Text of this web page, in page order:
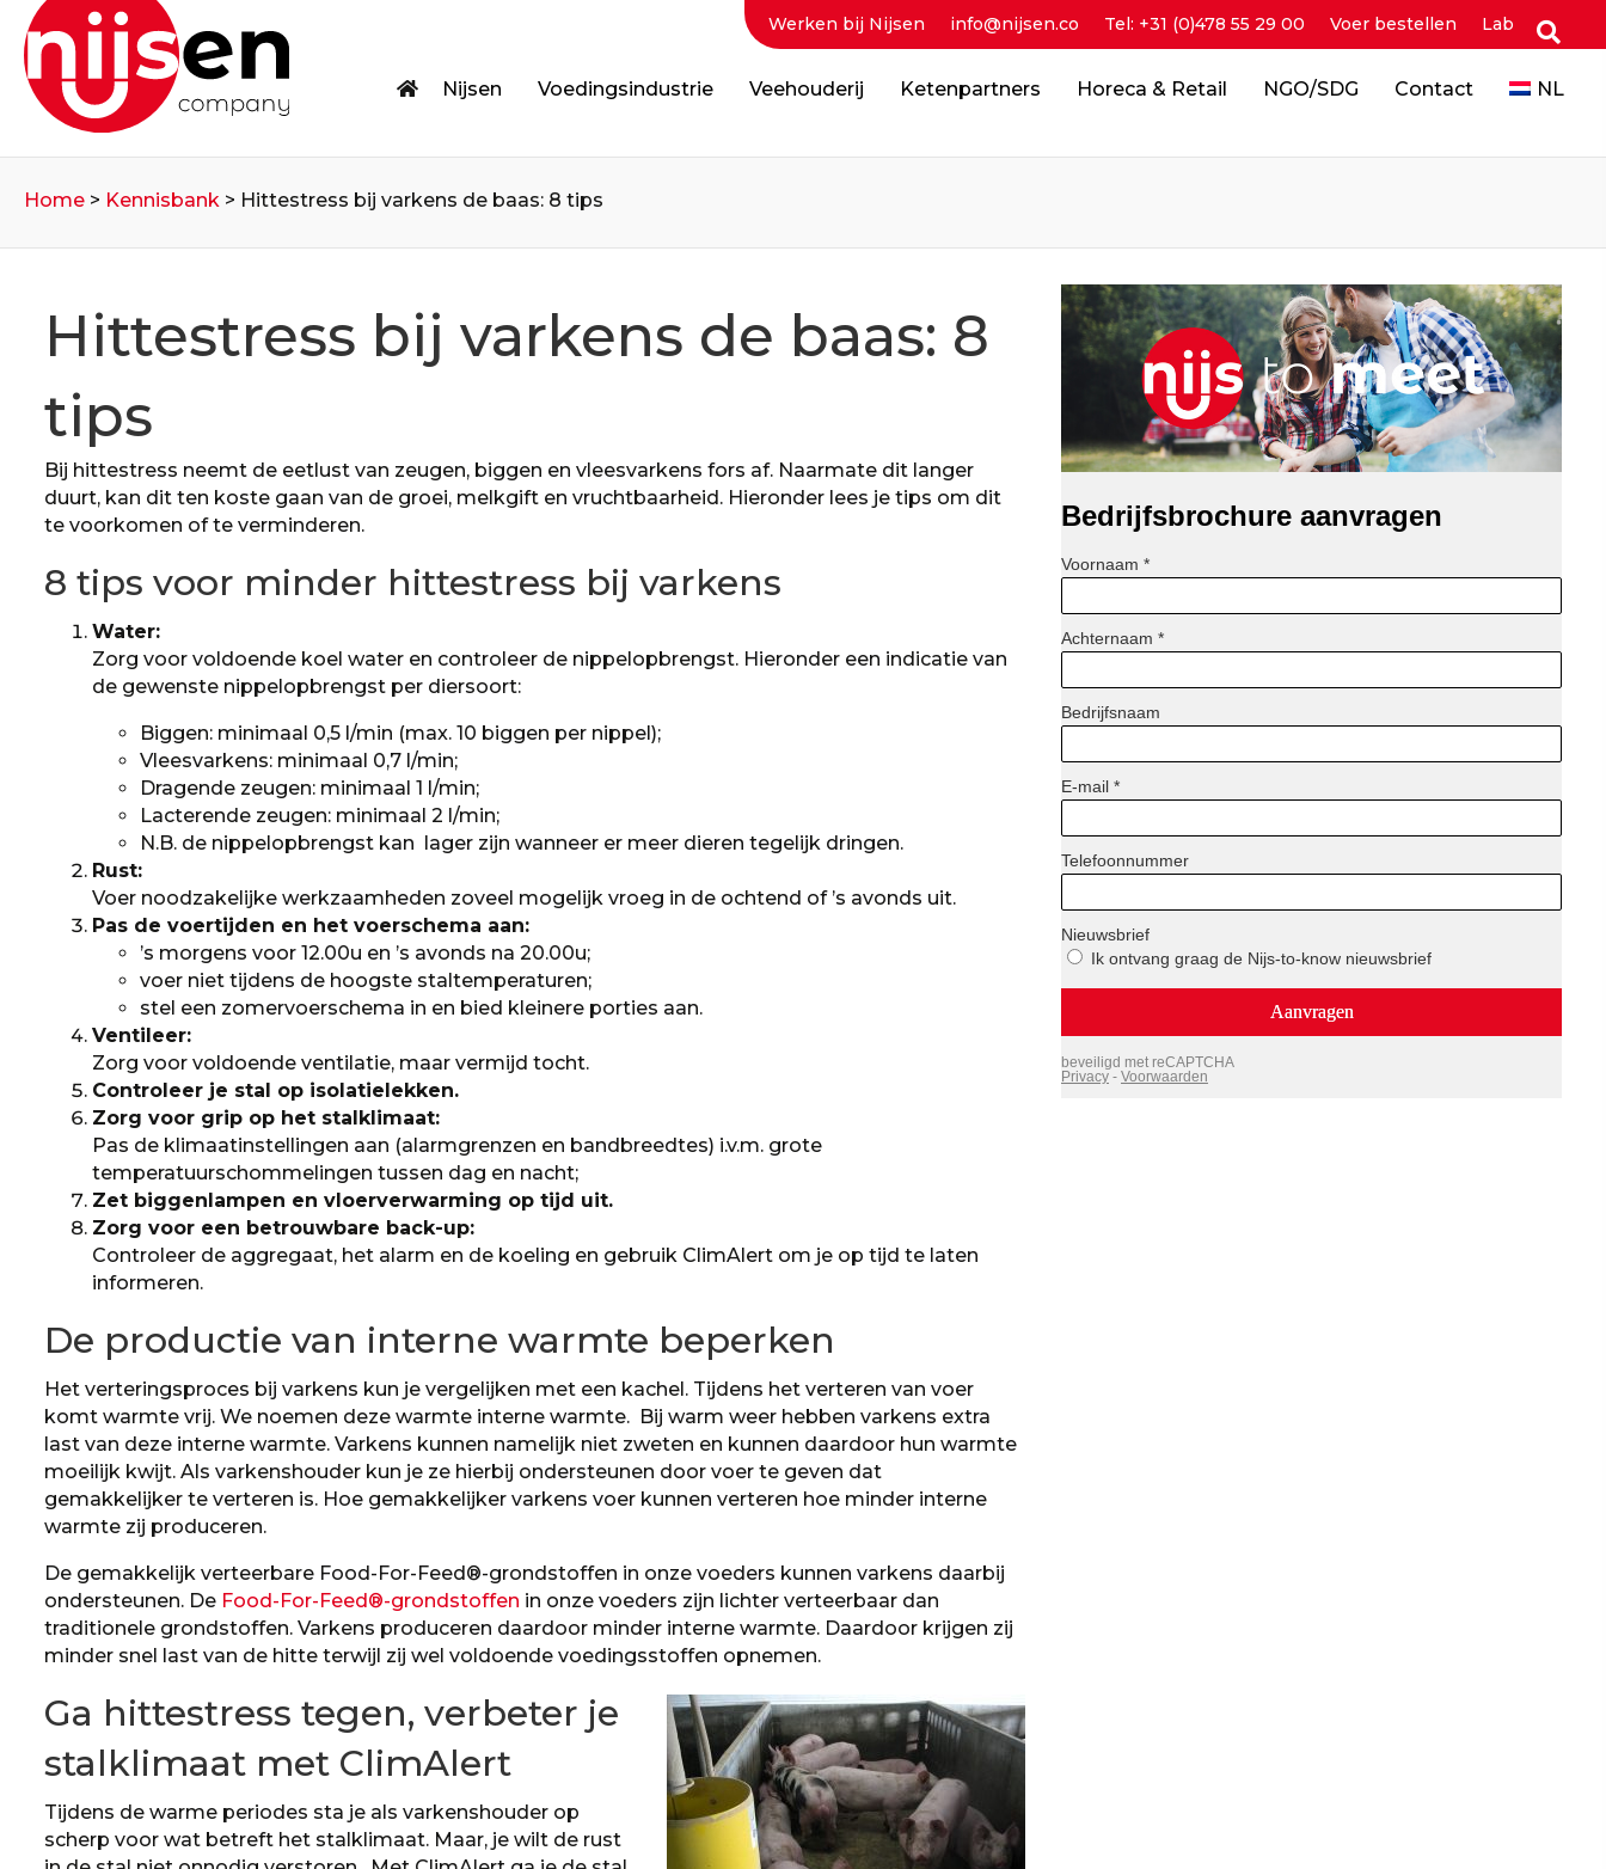
Werken bij Nijsen info@nijsen.co Tel: +31 (0)478 55 29 00 Voer bestellen Lab
Nijsen Voedingsindustrie Veehouderij Ketenpartners Horeca & Retail NGO/SDG Contact NL
Home > Kennisbank > Hittestress bij varkens de baas: 8 tips
Hittestress bij varkens de baas: 8
tips
Bij hittestress neemt de eetlust van zeugen, biggen en vleesvarkens fors af. Naarmate dit langer
duurt, kan dit ten koste gaan van de groei, melkgift en vruchtbaarheid. Hieronder lees je tips om dit
te voorkomen of te verminderen.
8 tips voor minder hittestress bij varkens
Water:
Zorg voor voldoende koel water en controleer de nippelopbrengst. Hieronder een indicatie van
de gewenste nippelopbrengst per diersoort:
Biggen: minimaal 0,5 l/min (max. 10 biggen per nippel);
Vleesvarkens: minimaal 0,7 l/min;
Dragende zeugen: minimaal 1 l/min;
Lacterende zeugen: minimaal 2 l/min;
N.B. de nippelopbrengst kan lager zijn wanneer er meer dieren tegelijk dringen.
Rust:
Voer noodzakelijke werkzaamheden zoveel mogelijk vroeg in de ochtend of ’s avonds uit.
Pas de voertijden en het voerschema aan:
’s morgens voor 12.00u en ’s avonds na 20.00u;
voer niet tijdens de hoogste staltemperaturen;
stel een zomervoerschema in en bied kleinere porties aan.
Ventileer:
Zorg voor voldoende ventilatie, maar vermijd tocht.
Controleer je stal op isolatielekken.
Zorg voor grip op het stalklimaat:
Pas de klimaatinstellingen aan (alarmgrenzen en bandbreedtes) i.v.m. grote
temperatuurschommelingen tussen dag en nacht;
Zet biggenlampen en vloerverwarming op tijd uit.
Zorg voor een betrouwbare back-up:
Controleer de aggregaat, het alarm en de koeling en gebruik ClimAlert om je op tijd te laten
informeren.
De productie van interne warmte beperken
Het verteringsproces bij varkens kun je vergelijken met een kachel. Tijdens het verteren van voer
komt warmte vrij. We noemen deze warmte interne warmte. Bij warm weer hebben varkens extra
last van deze interne warmte. Varkens kunnen namelijk niet zweten en kunnen daardoor hun warmte
moeilijk kwijt. Als varkenshouder kun je ze hierbij ondersteunen door voer te geven dat
gemakkelijker te verteren is. Hoe gemakkelijker varkens voer kunnen verteren hoe minder interne
warmte zij produceren.
De gemakkelijk verteerbare Food-For-Feed®-grondstoffen in onze voeders kunnen varkens daarbij
ondersteunen. De Food-For-Feed®-grondstoffen in onze voeders zijn lichter verteerbaar dan
traditionele grondstoffen. Varkens produceren daardoor minder interne warmte. Daardoor krijgen zij
minder snel last van de hitte terwijl zij wel voldoende voedingsstoffen opnemen.
Ga hittestress tegen, verbeter je
stalklimaat met ClimAlert
Tijdens de warme periodes sta je als varkenshouder op
scherp voor wat betreft het stalklimaat. Maar, je wilt de rust